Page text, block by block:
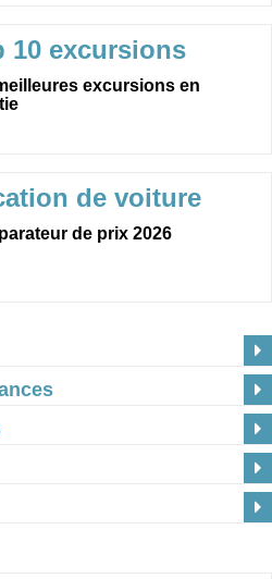
10 excursions
excursions en
de voiture
de prix 2026